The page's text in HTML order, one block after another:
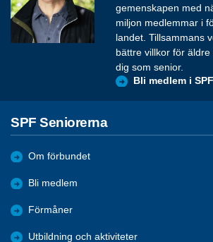
gemenskapen med
miljon medlemmar i
landet. Tillsammans
bättre villkor för
dig som senior.
Bli medlem i
SPF Seniorerna
Om förbundet
Bli medlem
Förmåner
Utbildning och aktiviteter